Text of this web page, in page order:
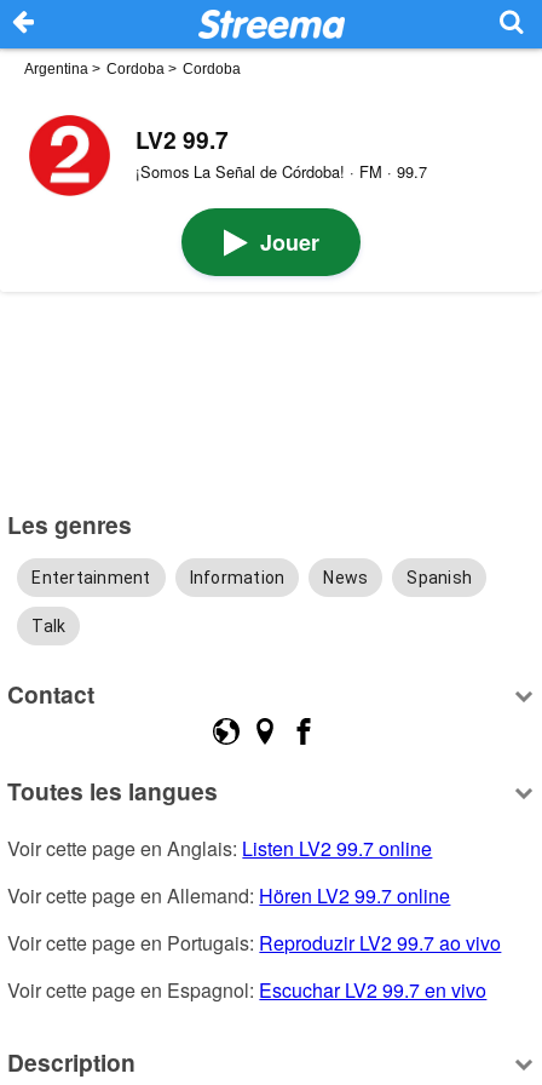
Argentina > Cordoba > Cordoba
LV2 99.7
¡Somos La Señal de Córdoba! · FM · 99.7
Jouer
Les genres
Entertainment Information News Spanish
Talk
Contact
Toutes les langues
Voir cette page en Anglais: Listen LV2 99.7 online
Voir cette page en Allemand: Hören LV2 99.7 online
Voir cette page en Portugais: Reproduzir LV2 99.7 ao vivo
Voir cette page en Espagnol: Escuchar LV2 99.7 en vivo
Description